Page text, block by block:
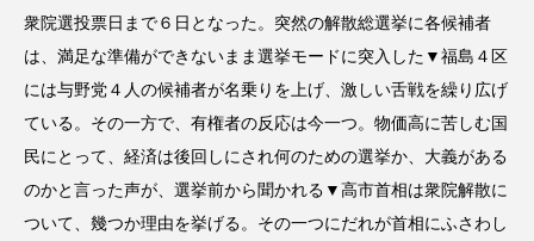
衆院選投票日まで６日となった。突然の解散総選挙に各候補者
は、満足な準備ができないまま選挙モードに突入した▼福島４区
には与野党４人の候補者が名乗りを上げ、激しい舌戦を繰り広げ
ている。その一方で、有権者の反応は今一つ。物価高に苦しむ国
民にとって、経済は後回しにされ何のための選挙か、大義がある
のかと言った声が、選挙前から聞かれる▼高市首相は衆院解散に
ついて、幾つか理由を挙げる。その一つにだれが首相にふさわし